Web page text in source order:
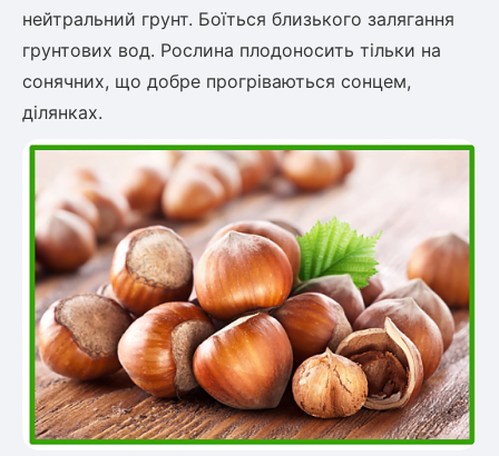
нейтральний грунт. Боїться близького залягання
грунтових вод. Рослина плодоносить тільки на
сонячних, що добре прогріваються сонцем,
ділянках.